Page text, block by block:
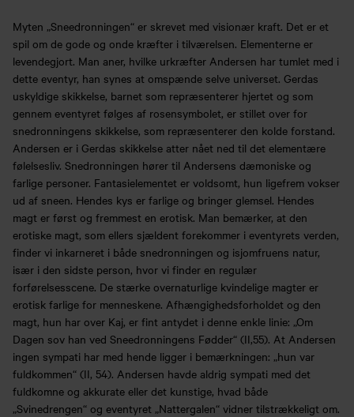
Myten „Sneedronningen“ er skrevet med visionær kraft. Det er et
spil om de gode og onde kræfter i tilværelsen. Elementerne er
levendegjort. Man aner, hvilke urkræfter Andersen har tumlet med i
dette eventyr, han synes at omspænde selve universet. Gerdas
uskyldige skikkelse, barnet som repræsenterer hjertet og som
gennem eventyret følges af rosensymbolet, er stillet over for
snedronningens skikkelse, som repræsenterer den kolde forstand.
Andersen er i Gerdas skikkelse atter nået ned til det elementære
følelsesliv. Snedronningen hører til Andersens dæmoniske og
farlige personer. Fantasielementet er voldsomt, hun ligefrem vokser
ud af sneen. Hendes kys er farlige og bringer glemsel. Hendes
magt er først og fremmest en erotisk. Man bemærker, at den
erotiske magt, som ellers sjældent forekommer i eventyrets verden,
finder vi inkarneret i både snedronningen og isjomfruens natur,
især i den sidste person, hvor vi finder en regulær
forførelsesscene. De stærke overnaturlige kvindelige magter er
erotisk farlige for menneskene. Afhængighedsforholdet og den
magt, hun har over Kaj, er fint antydet i denne enkle linie: „Om
Dagen sov han ved Sneedronningens Fødder“ (II,55). At Andersen
ingen sympati har med hende ligger i bemærkningen: „hun var
fuldkommen“ (II, 54). Andersen havde aldrig sympati med det
fuldkomne og akkurate eller det kunstige, hvad både
„Svinedrengen“ og eventyret „Nattergalen“ vidner tilstrækkeligt om.